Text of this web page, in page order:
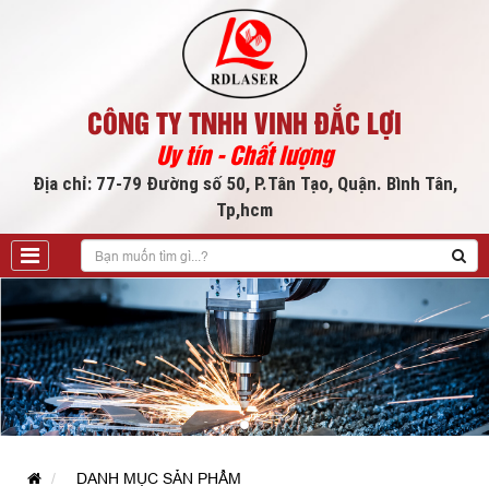
CÔNG TY TNHH VINH ĐẮC LỢI
Uy tín - Chất lượng
Địa chỉ: 77-79 Đường số 50, P.Tân Tạo, Quận. Bình Tân,
Tp,hcm
DANH MỤC SẢN PHẨM